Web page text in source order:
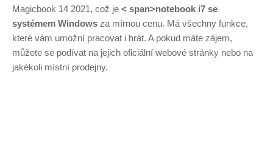
Magicbook 14 2021, což je < span>notebook i7 se
systémem Windows za mírnou cenu. Má všechny funkce,
které vám umožní pracovat i hrát. A pokud máte zájem,
můžete se podívat na jejich oficiální webové stránky nebo na
jakékoli místní prodejny.